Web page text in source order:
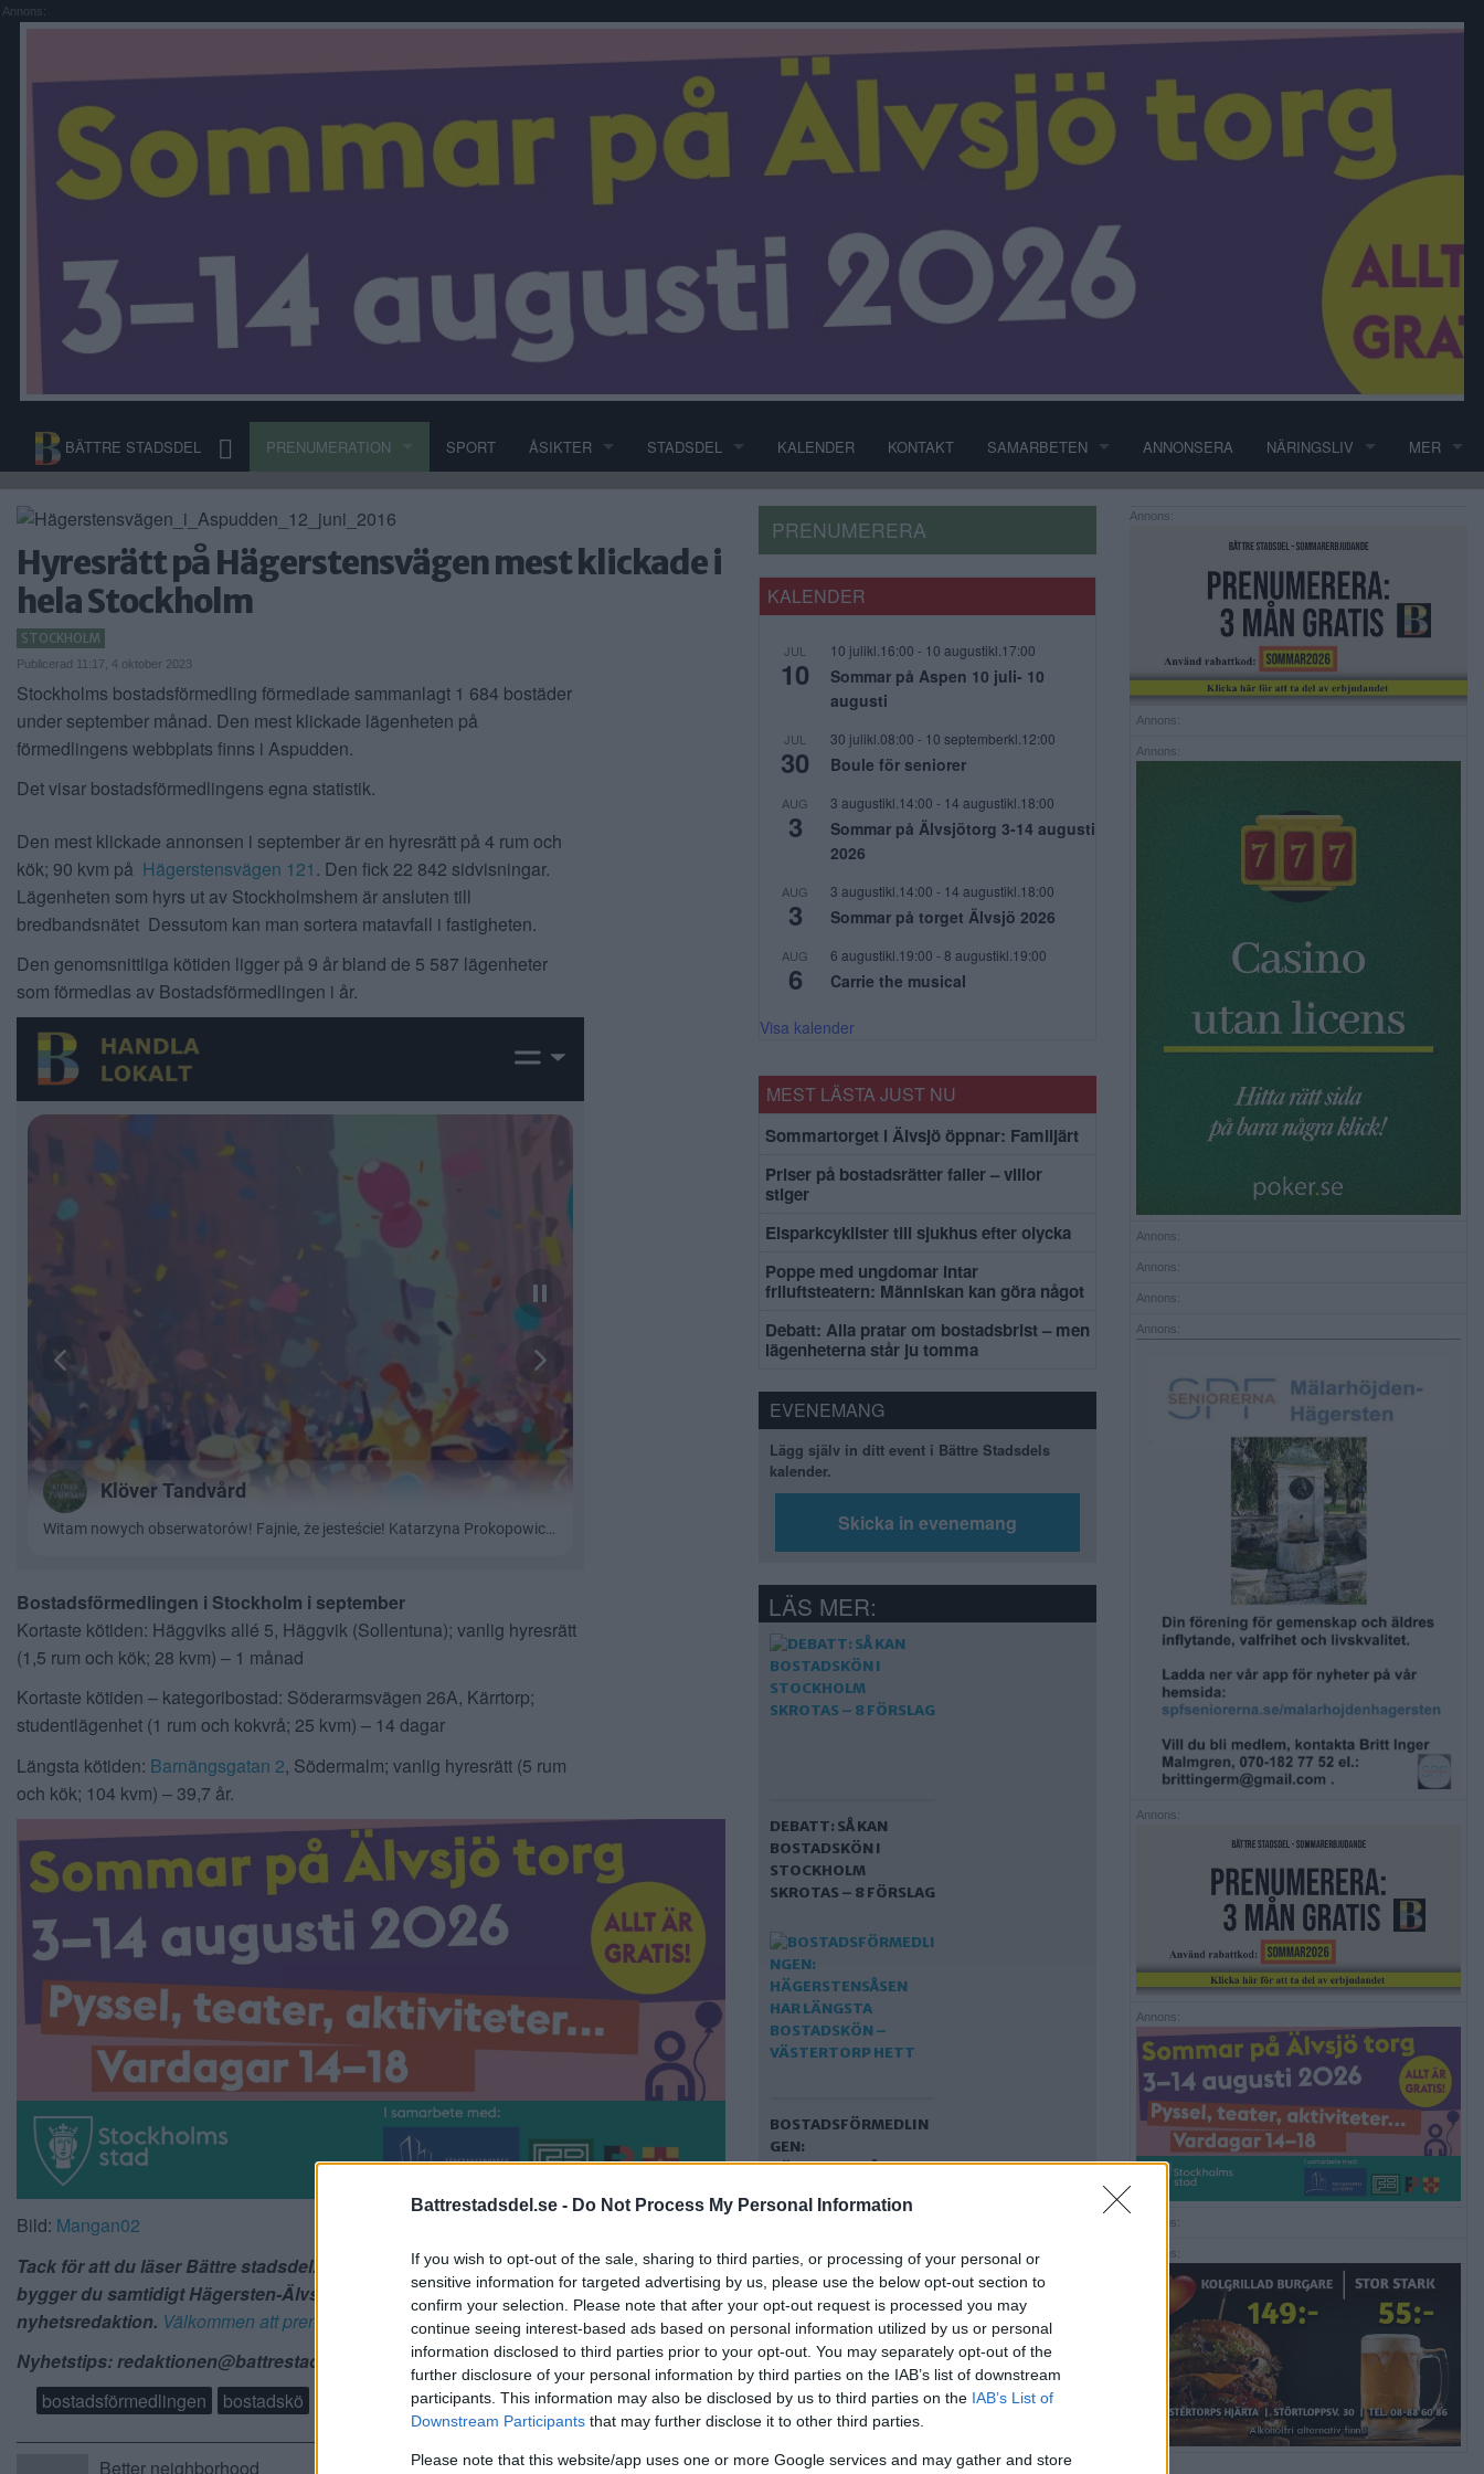
Battrestadsdel.se - Do Not Process My Personal Information
If you wish to opt-out of the sale, sharing to third parties, or processing of your personal or
sensitive information for targeted advertising by us, please use the below opt-out section to
confirm your selection. Please note that after your opt-out request is processed you may
continue seeing interest-based ads based on personal information utilized by us or personal
information disclosed to third parties prior to your opt-out. You may separately opt-out of the
further disclosure of your personal information by third parties on the IAB’s list of downstream
participants. This information may also be disclosed by us to third parties on the IAB’s List of
Downstream Participants that may further disclose it to other third parties.
Please note that this website/app uses one or more Google services and may gather and store
Annons:
BÄTTRE STADSDEL PRENUMERATION SPORT ÅSIKTER STADSDEL KALENDER KONTAKT SAMARBETEN ANNONSERA NÄRINGSLIV MER
Hyresrätt på Hägerstensvägen mest klickade i
hela Stockholm
STOCKHOLM
Publicerad 11:17, 4 oktober 2023
Stockholms bostadsförmedling förmedlade sammanlagt 1 684 bostäder
under september månad. Den mest klickade lägenheten på
förmedlingens webbplats finns i Aspudden.
Det visar bostadsförmedlingens egna statistik.
Den mest klickade annonsen i september är en hyresrätt på 4 rum och
kök; 90 kvm på Hägerstensvägen 121 . Den fick 22 842 sidvisningar.
Lägenheten som hyrs ut av Stockholmshem är ansluten till
bredbandsnätet Dessutom kan man sortera matavfall i fastigheten.
Den genomsnittliga kötiden ligger på 9 år bland de 5 587 lägenheter
som förmedlas av Bostadsförmedlingen i år.
Bostadsförmedlingen i Stockholm i september
Kortaste kötiden: Häggviks allé 5, Häggvik (Sollentuna); vanlig hyresrätt
(1,5 rum och kök; 28 kvm) – 1 månad
Kortaste kötiden – kategoribostad: Söderarmsvägen 26A, Kärrtorp;
studentlägenhet (1 rum och kokvrå; 25 kvm) – 14 dagar
Längsta kötiden: Barnängsgatan 2, Södermalm; vanlig hyresrätt (5 rum
och kök; 104 kvm) – 39,7 år.
Bild: Mangan02
Tack för att du läser Bättre stadsdel. Du prenumererar väl? Då
bygger du samtidigt Hägersten-Älvsjös bästa
nyhetsredaktion. Välkommen att prenumerera här. Tack!
Nyhetstips: redaktionen@battrestadsdel.se , 0709-449519
bostadsförmedlingen
bostadskö
Better neighborhood
PRENUMERERA
KALENDER
JUL
10
10 julikl.16:00 - 10 augustikl.17:00
Sommar på Aspen 10 juli- 10
augusti
JUL
30
30 julikl.08:00 - 10 septemberkl.12:00
Boule för seniorer
AUG
3
3 augustikl.14:00 - 14 augustikl.18:00
Sommar på Älvsjötorg 3-14 augusti
2026
AUG
3
3 augustikl.14:00 - 14 augustikl.18:00
Sommar på torget Älvsjö 2026
AUG
6
6 augustikl.19:00 - 8 augustikl.19:00
Carrie the musical
Visa kalender
MEST LÄSTA JUST NU
Sommartorget i Älvsjö öppnar: Familjärt
Priser på bostadsrätter faller – villor
stiger
Elsparkcyklister till sjukhus efter olycka
Poppe med ungdomar intar
friluftsteatern: Människan kan göra något
Debatt: Alla pratar om bostadsbrist – men
lägenheterna står ju tomma
EVENEMANG
Lägg själv in ditt event i Bättre Stadsdels
kalender.
Skicka in evenemang
LÄS MER:
DEBATT: SÅ KAN
BOSTADSKÖN I
STOCKHOLM
SKROTAS – 8 FÖRSLAG
BOSTADSFÖRMEDLIN
GEN:
HÄGERSTENSÅSEN
BOSTADSKÖN –
I SOLBERGA FINNS
Annons:
Annons:
Annons:
Annons:
Annons:
Annons:
Annons:
Annons:
Annons:
Annons:
Annons: